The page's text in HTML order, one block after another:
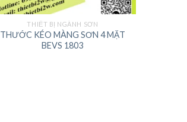
THIẾT BỊ NGÀNH SƠN
THƯỚC KÉO MÀNG SƠN 4 MẶT
BEVS 1803